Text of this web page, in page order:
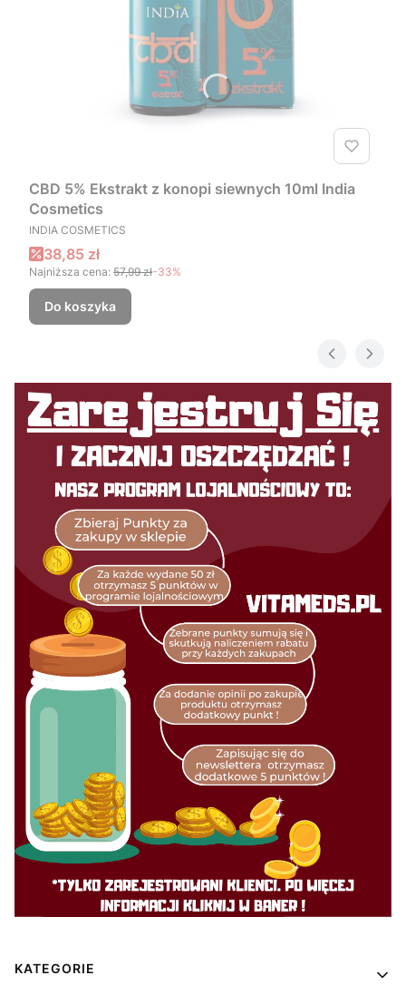
CBD 5% Ekstrakt z konopi siewnych 10ml India
Cosmetics
PRODUCENT
INDIA COSMETICS
Cena promocyjna
38,85 zł
Najniższa cena: 57,99 zł-33%
Do koszyka
Linki w stopce
KATEGORIE